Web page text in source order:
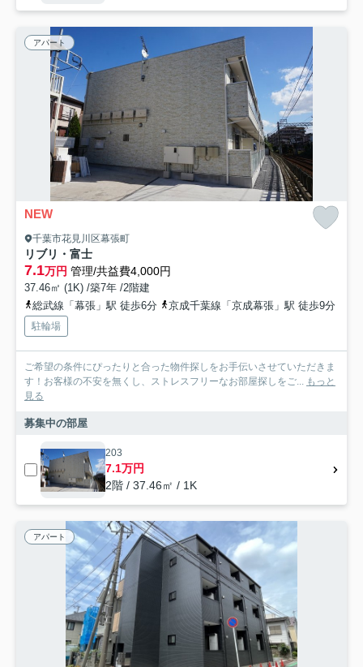
アパート
NEW
千葉市花見川区幕張町
リブリ・富士
7.1万円 管理/共益費4,000円
37.46㎡ (1K) /築7年 /2階建
総武線「幕張」駅 徒歩6分
京成千葉線「京成幕張」駅 徒歩9分
駐輪場
ご希望の条件にぴったりと合った物件探しをお手伝いさせていただきま
す！お客様の不安を無くし、ストレスフリーなお部屋探しをご... もっと
見る
募集中の部屋
203
7.1万円
2階 / 37.46㎡ / 1K
アパート